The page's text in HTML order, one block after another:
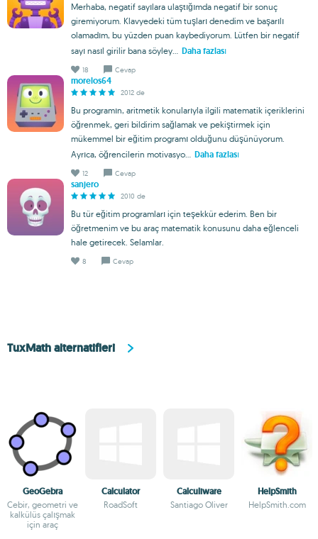
Merhaba, negatif sayılara ulaştığımda negatif bir sonuç
giremiyorum. Klavyedeki tüm tuşları denedim ve başarılı
olamadım, bu yüzden puan kaybediyorum. Lütfen bir negatif
sayı nasıl girilir bana söyley...
Daha fazlası
18 Cevap
morelos64
2012 de
Bu programın, aritmetik konularıyla ilgili matematik içeriklerini
öğrenmek, geri bildirim sağlamak ve pekiştirmek için
mükemmel bir eğitim programı olduğunu düşünüyorum.
Ayrıca, öğrencilerin motivasyo...
Daha fazlası
12 Cevap
sanjero
2010 de
Bu tür eğitim programları için teşekkür ederim. Ben bir
öğretmenim ve bu araç matematik konusunu daha eğlenceli
hale getirecek. Selamlar.
8 Cevap
TuxMath alternatifleri
GeoGebra
Cebir, geometri ve
kalkülüs çalışmak
için araç
Calculator
RoadSoft
Calculiware
Santiago Oliver
HelpSmith
HelpSmith.com